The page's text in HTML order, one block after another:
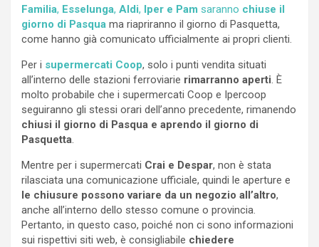
Familia, Esselunga, Aldi, Iper e Pam saranno chiuse il
giorno di Pasqua ma riapriranno il giorno di Pasquetta,
come hanno già comunicato ufficialmente ai propri clienti.
Per i supermercati Coop, solo i punti vendita situati
all’interno delle stazioni ferroviarie rimarranno aperti. È
molto probabile che i supermercati Coop e Ipercoop
seguiranno gli stessi orari dell’anno precedente, rimanendo
chiusi il giorno di Pasqua e aprendo il giorno di
Pasquetta.
Mentre per i supermercati Crai e Despar, non è stata
rilasciata una comunicazione ufficiale, quindi le aperture e
le chiusure possono variare da un negozio all’altro,
anche all’interno dello stesso comune o provincia.
Pertanto, in questo caso, poiché non ci sono informazioni
sui rispettivi siti web, è consigliabile chiedere